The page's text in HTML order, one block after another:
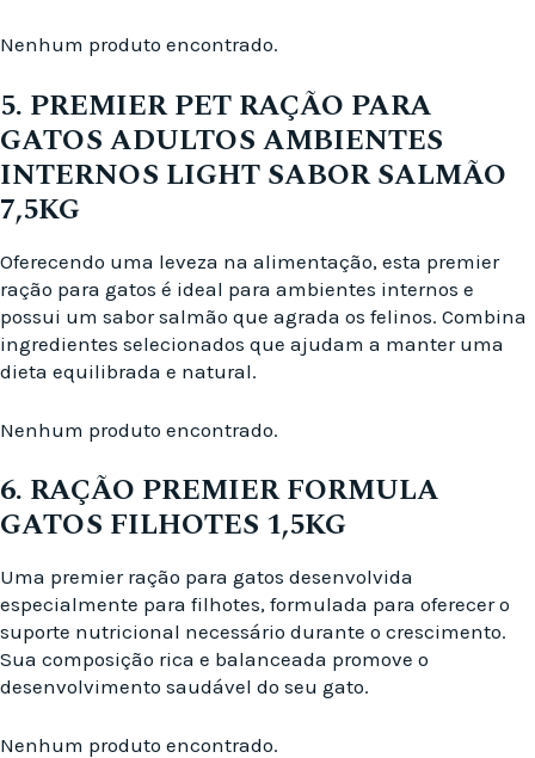
Nenhum produto encontrado.
5. PREMIER PET RAÇÃO PARA
GATOS ADULTOS AMBIENTES
INTERNOS LIGHT SABOR SALMÃO
7,5KG
Oferecendo uma leveza na alimentação, esta premier
ração para gatos é ideal para ambientes internos e
possui um sabor salmão que agrada os felinos. Combina
ingredientes selecionados que ajudam a manter uma
dieta equilibrada e natural.
Nenhum produto encontrado.
6. RAÇÃO PREMIER FORMULA
GATOS FILHOTES 1,5KG
Uma premier ração para gatos desenvolvida
especialmente para filhotes, formulada para oferecer o
suporte nutricional necessário durante o crescimento.
Sua composição rica e balanceada promove o
desenvolvimento saudável do seu gato.
Nenhum produto encontrado.